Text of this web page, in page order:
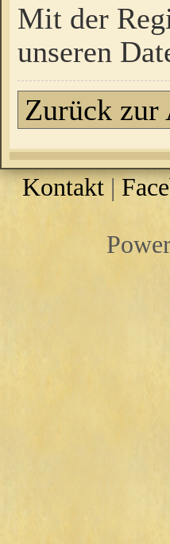
Mit der
unseren
Zurück zur
Kontakt|